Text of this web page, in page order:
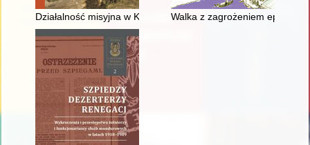
Działalność misyjna w Kamerunie i Gabonie na przełomie XIX/
Walka z zagrożeniem